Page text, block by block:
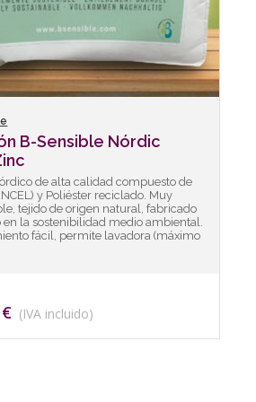
B-Sensible Nórdic
de alta calidad compuesto de
y Poliéster reciclado. Muy
tejido de origen natural, fabricado
en la sostenibilidad medio ambiental.
fácil, permite lavadora (máximo
(IVA incluido)